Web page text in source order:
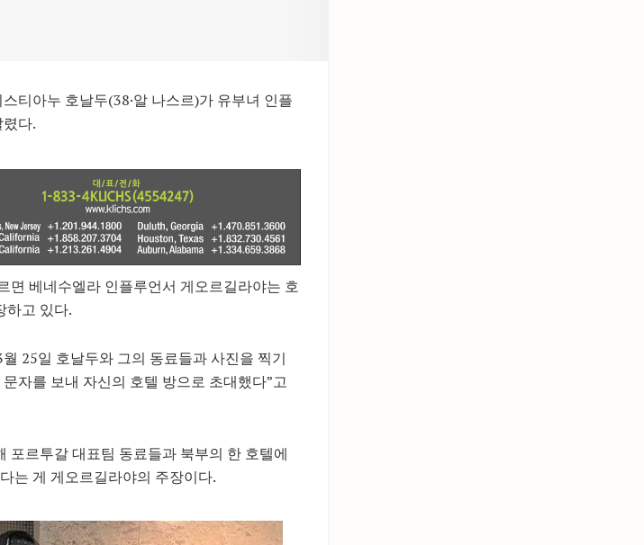
티아누 호날두(38·알 나스르)가 유부녀 인플
다.
면 베네수엘라 인플루언서 게오르길라야는 호
하고 있다.
25일 호날두와 그의 동료들과 사진을 찍기
자를 보내 자신의 호텔 방으로 초대했다”고
포르투갈 대표팀 동료들과 북부의 한 호텔에
는 게 게오르길라야의 주장이다.